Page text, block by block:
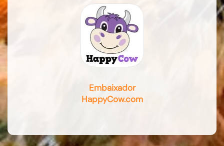
Embaixador
HappyCow.com